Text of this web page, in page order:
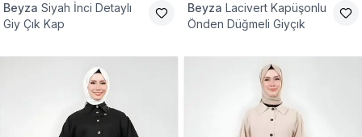
Beyza Siyah İnci Detaylı
Giy Çık Kap
Beyza Lacivert Kapüşonlu
Önden Düğmeli Giyçık